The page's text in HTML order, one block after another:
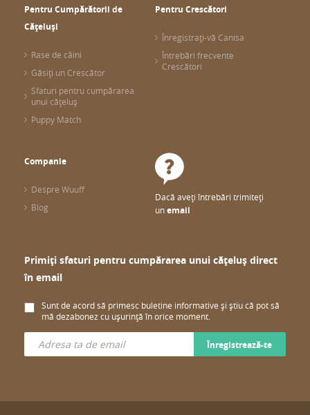
Pentru Cumpărătorii de
Cățeluși
Rase de câini
Găsiți un Crescător
Sfaturi pentru cumpărarea
unui cățeluș
Puppy Match
Pentru Crescători
Înregistrați-vă Canisa
Întrebări frecvente
Crescători
Companie
Despre Wuuff
Blog
Dacă aveți întrebări trimiteți
unemail
Primiți sfaturi pentru cumpărarea unui cățeluș direct
în email
Sunt de acord să primesc buletine informative și știu că pot să
mă dezabonez cu ușurință în orice moment.
Înregistrează-te